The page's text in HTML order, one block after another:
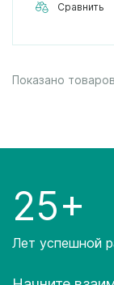
Сравнить
Показано
25+
Лет успешной